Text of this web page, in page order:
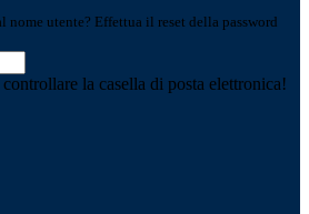
nome utente? Effettua il reset della password
la casella di posta elettronica!